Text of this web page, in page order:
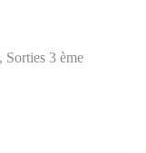
Sorties 3 ème